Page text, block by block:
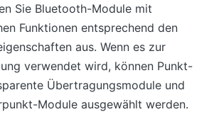
Sie Bluetooth-Module mit
Funktionen entsprechend den
aus. Wenn es zur
verwendet wird, können Punkt-
Übertragungsmodule und
Module ausgewählt werden.